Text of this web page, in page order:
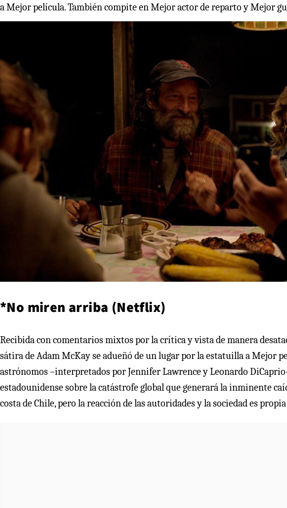
a Mejor película. También compite en Mejor actor de reparto y Mejor
*No miren arriba (Netflix)
Recibida con comentarios mixtos por la crítica y vista de manera
sátira de Adam McKay se adueñó de un lugar por la estatuilla a Mejor
astrónomos –interpretados por Jennifer Lawrence y Leonardo
estadounidense sobre la catástrofe global que generará la inminente
costa de Chile, pero la reacción de las autoridades y la sociedad es